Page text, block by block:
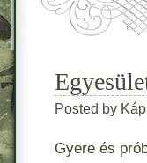
Posted by
Gyere és